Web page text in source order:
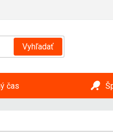
Vyhľadať
čas